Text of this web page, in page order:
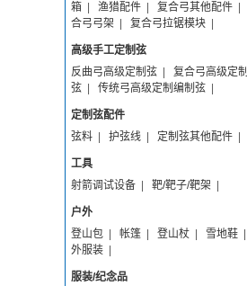
箱
渔猎配件 复合弓其他配件
合弓弓架
复合弓拉锯模块
高级手工定制弦
反曲弓高级定制弦
复合弓高级定制
弦
传统弓高级定制编制弦
定制弦配件
弦料
护弦线 定制弦其他配件
工具
射箭调试设备
靶/靶子/靶架
户外
登山包
帐篷 登山杖 雪地鞋
外服装
服装/纪念品